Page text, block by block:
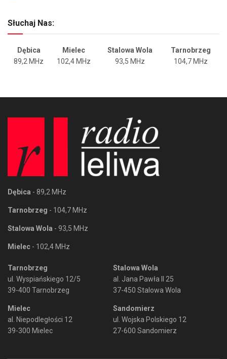
Słuchaj Nas:
Dębica Mielec Stalowa Wola
Tarnobrzeg
89,2 MHz
102,4 MHz 93,5 MHz 104,7 MHz
Dębica - 89,2 MHz
Tarnobrzeg - 104,7 MHz
Stalowa Wola - 93,5 MHz
Mielec - 102,4 MHz
Tarnobrzeg
ul. Wyspiańskiego 12/5
39-400 Tarnobrzeg
Mielec
al. Niepodległości 12
39-300 Mielec
Stalowa Wola
al. Jana Pawła II 25
37-450 Stalowa Wola
Sandomierz
ul. Wojska Polskiego 12
27-600 Sandomierz